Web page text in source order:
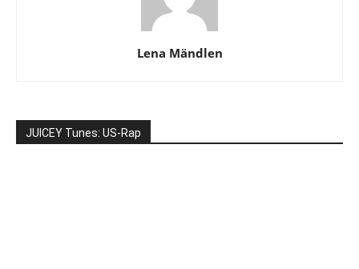
Lena Mändlen
JUICEY Tunes: US-Rap